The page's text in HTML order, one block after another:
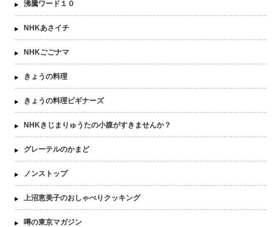
沸騰ワード１０
NHKあさイチ
NHKごごナマ
きょうの料理
きょうの料理ビギナーズ
NHKきじまりゅうたの小腹がすきませんか？
グレーテルのかまど
ノンストップ
上沼恵美子のおしゃべりクッキング
噂の東京マガジン